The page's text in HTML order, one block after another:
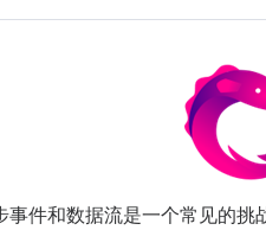
件和数据流是一个常见的